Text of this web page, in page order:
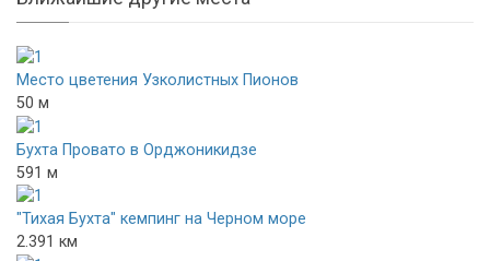
Место цветения Узколистных Пионов
50 м
Бухта Провато в Орджоникидзе
591 м
"Тихая Бухта" кемпинг на Черном море
2.391 км